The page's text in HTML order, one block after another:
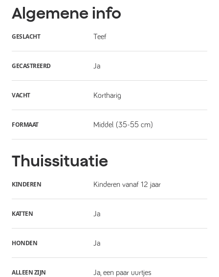
Algemene info
GESLACHT Teef
GECASTREERD Ja
VACHT Kortharig
FORMAAT Middel (35-55 cm)
Thuissituatie
KINDEREN Kinderen vanaf 12 jaar
KATTEN Ja
HONDEN Ja
ALLEEN ZIJN Ja, een paar uurtjes